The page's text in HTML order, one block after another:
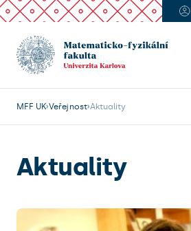
MFF UK Veřejnost Aktuality
Aktuality